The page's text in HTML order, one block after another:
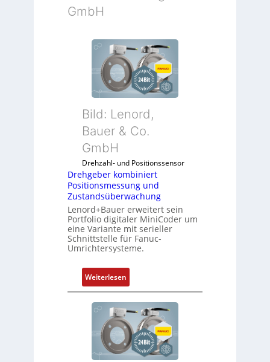
GmbH
Bild: Lenord,
Bauer & Co.
GmbH
Drehzahl- und Positionssensor
Drehgeber kombiniert
Positionsmessung und
Zustandsüberwachung
Lenord+Bauer erweitert sein
Portfolio digitaler MiniCoder um
eine Variante mit serieller
Schnittstelle für Fanuc-
Umrichtersysteme.
Weiterlesen:
D
r
e
h
g
e